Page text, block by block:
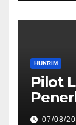
HUKRIM
Pilot
07/08/